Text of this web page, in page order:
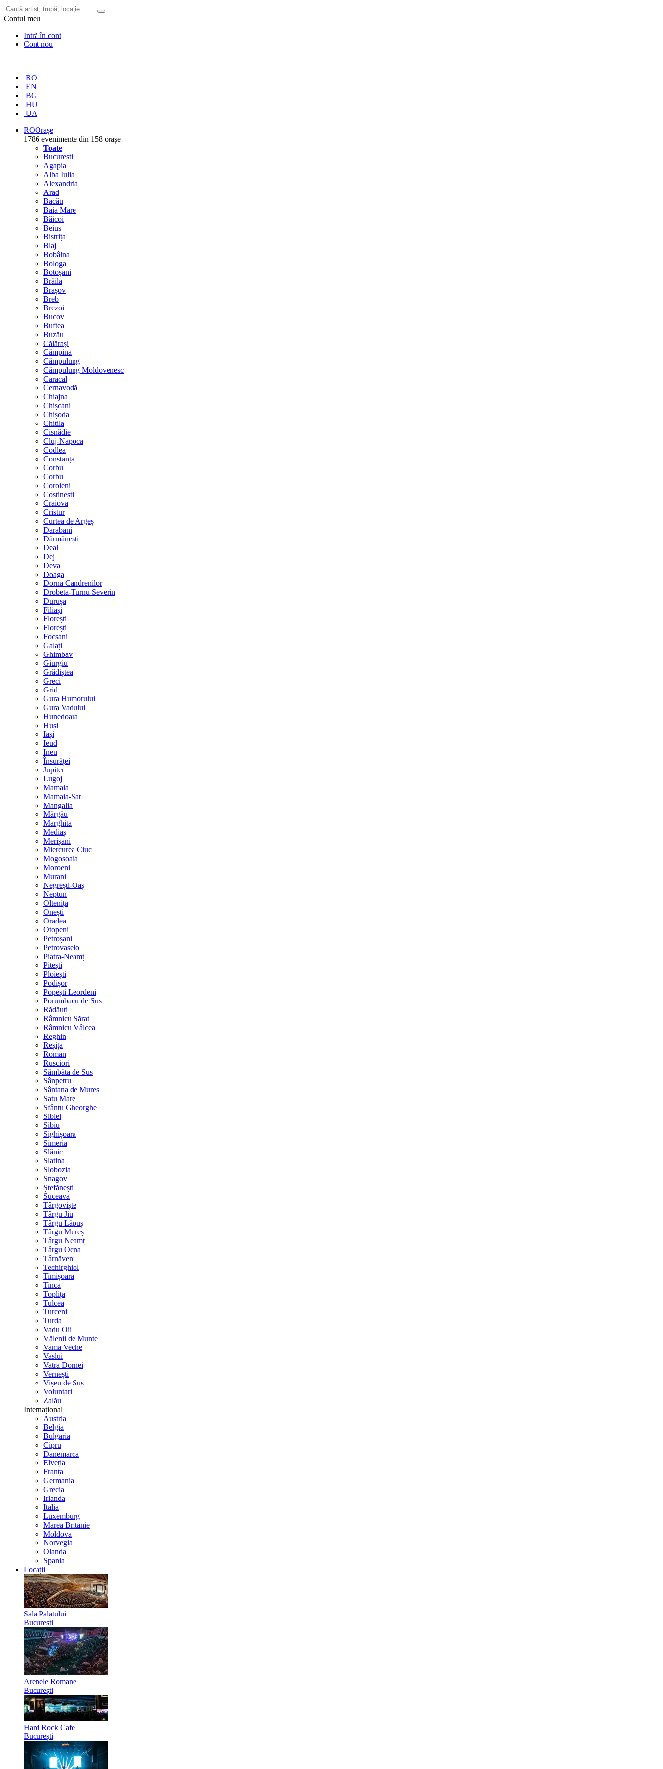
Contul meu
Intră în cont
Cont nou
RO
EN
BG
HU
UA
ROOrașe
1786 evenimente din 158 orașe
Toate
București
Agapia
Alba Iulia
Alexandria
Arad
Bacău
Baia Mare
Băicoi
Beiuș
Bistrița
Blaj
Bobâlna
Bologa
Botoșani
Brăila
Brașov
Breb
Brezoi
Bucov
Buftea
Buzău
Călărași
Câmpina
Câmpulung
Câmpulung Moldovenesc
Caracal
Cernavodă
Chiajna
Chișcani
Chișoda
Chitila
Cisnădie
Cluj-Napoca
Codlea
Constanța
Corbu
Corbu
Coroieni
Costinești
Craiova
Cristur
Curtea de Argeș
Darabani
Dărmănești
Deal
Dej
Deva
Doaga
Dorna Candrenilor
Drobeta-Turnu Severin
Durușa
Filiași
Florești
Florești
Focșani
Galați
Ghimbav
Giurgiu
Grădiștea
Greci
Grid
Gura Humorului
Gura Vadului
Hunedoara
Huși
Iași
Ieud
Ineu
Însurăței
Jupiter
Lugoj
Mamaia
Mamaia-Sat
Mangalia
Mărgău
Marghita
Mediaș
Merișani
Miercurea Ciuc
Mogoșoaia
Moroeni
Murani
Negrești-Oaș
Neptun
Oltenița
Onești
Oradea
Otopeni
Petroșani
Petrovaselo
Piatra-Neamț
Pitești
Ploiești
Podișor
Popești Leordeni
Porumbacu de Sus
Rădăuți
Râmnicu Sărat
Râmnicu Vâlcea
Reghin
Reșița
Roman
Rusciori
Sâmbăta de Sus
Sânpetru
Sântana de Mureș
Satu Mare
Sfântu Gheorghe
Sibiel
Sibiu
Sighișoara
Simeria
Slănic
Slatina
Slobozia
Snagov
Ștefănești
Suceava
Târgoviște
Târgu Jiu
Târgu Lăpuș
Târgu Mureș
Târgu Neamț
Târgu Ocna
Târnăveni
Techirghiol
Timișoara
Tinca
Toplița
Tulcea
Turceni
Turda
Vadu Oii
Vălenii de Munte
Vama Veche
Vaslui
Vatra Dornei
Vernești
Vișeu de Sus
Voluntari
Zalău
Internațional
Austria
Belgia
Bulgaria
Cipru
Danemarca
Elveția
Franța
Germania
Grecia
Irlanda
Italia
Luxemburg
Marea Britanie
Moldova
Norvegia
Olanda
Spania
Locații
Sala Palatului
București
Arenele Romane
București
Hard Rock Cafe
București